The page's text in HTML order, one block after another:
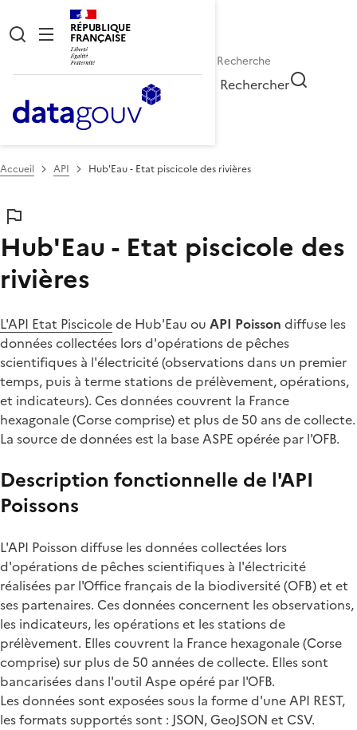
RÉPUBLIQUE
FRANÇAISE
Rechercher
Accueil API Hub'Eau - Etat piscicole des rivières
Hub'Eau - Etat piscicole des
rivières
L'API Etat Piscicolede Hub'Eau ou API Poisson diffuse les
données collectées lors d'opérations de pêches
scientifiques à l'électricité (observations dans un premier
temps, puis à terme stations de prélèvement, opérations,
et indicateurs). Ces données couvrent la France
hexagonale (Corse comprise) et plus de 50 ans de collecte.
La source de données est la base ASPE opérée par l'OFB.
Description fonctionnelle de l'API
Poissons
L'API Poisson diffuse les données collectées lors
d'opérations de pêches scientifiques à l'électricité
réalisées par l'Office français de la biodiversité (OFB) et et
ses partenaires. Ces données concernent les observations,
les indicateurs, les opérations et les stations de
prélèvement. Elles couvrent la France hexagonale (Corse
comprise) sur plus de 50 années de collecte. Elles sont
bancarisées dans l'outil Aspe opéré par l'OFB.
Les données sont exposées sous la forme d'une API REST,
les formats supportés sont : JSON, GeoJSON et CSV.